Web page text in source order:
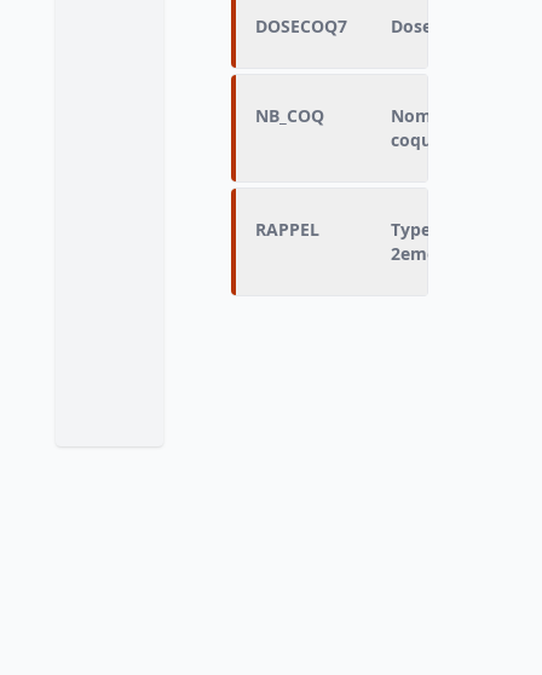
DOSECOQ7 Dose du 7ème
NB_COQ
Nombre de
coqueluche
RAPPEL
Type de vaccin
2eme rappel 11-